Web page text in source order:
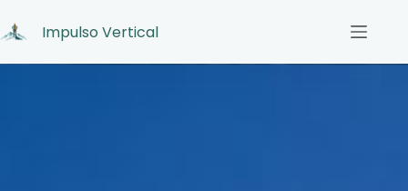
Impulso Vertical